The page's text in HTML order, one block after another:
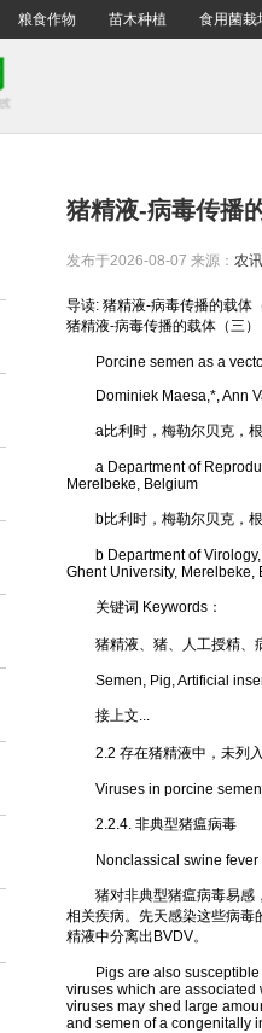
粮食作物 苗木种植 食用菌栽
猪精液-病毒传播
发布于2026-08-07 来源： 农
导读: 猪精液-病毒传播的载体
猪精液-病毒传播的载体（三）
Porcine semen as a
Dominiek Maesa,*, Ann
a比利时，梅勒尔贝克，根
a Department of
Merelbeke, Belgium
b比利时，梅勒尔贝克，根
b Department of Virology,
Ghent University, Merelbeke,
关键词 Keywords：
猪精液、猪、人工授精、
Semen, Pig, Artificial
接上文...
2.2 存在猪精液中，未列入
Viruses in porcine semen
2.2.4. 非典型猪瘟病毒
Nonclassical swine fever
猪对非典型猪瘟病毒易感，
相关疾病。先天感染这些病毒
精液中分离出BVDV。
Pigs are also susceptible
viruses which are associated
viruses may shed large
and semen of a congenitally